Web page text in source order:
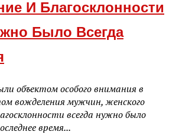
И Благосклонности
Было Всегда
объектом особого внимания в
вожделения мужчин, женского
всегда нужно было
время...